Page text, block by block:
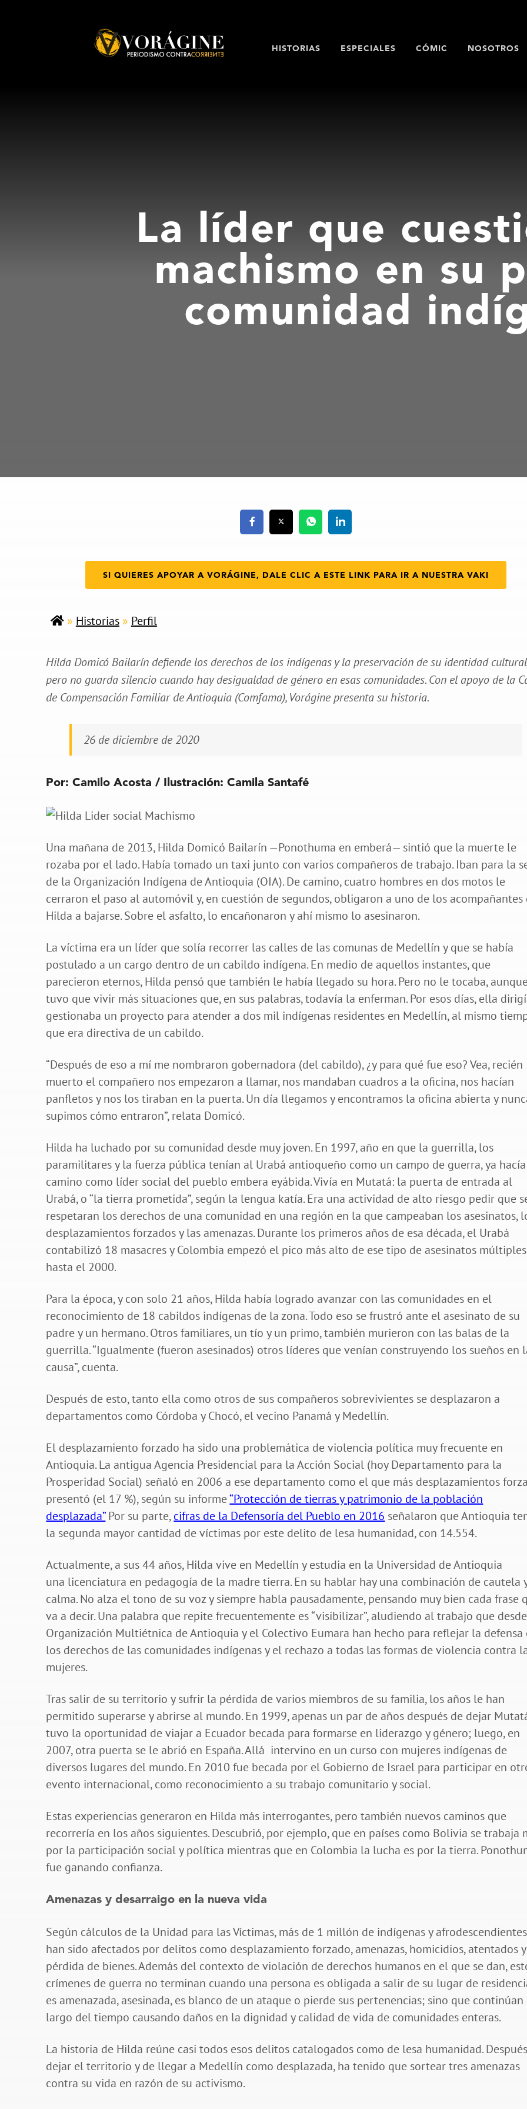
HISTORIAS ESPECIALES CÓMIC NOSOTROS
La líder que
machismo en su
comunidad
SI QUIERES APOYAR A VORÁGINE, DALE CLIC A ESTE LINK PARA IR A NUESTRA VAKI
» Historias» Perfil
Hilda Domicó Bailarín defiende los derechos de los indígenas y la preservación de su identidad
pero no guarda silencio cuando hay desigualdad de género en esas comunidades. Con el apoyo de la
de Compensación Familiar de Antioquia (Comfama), Vorágine presenta su historia.
26 de diciembre de 2020
Por: Camilo Acosta / Ilustración: Camila Santafé
Una mañana de 2013, Hilda Domicó Bailarín —Ponothuma en emberá— sintió que la muerte le
rozaba por el lado. Había tomado un taxi junto con varios compañeros de trabajo. Iban para la
de la Organización Indígena de Antioquia (OIA). De camino, cuatro hombres en dos motos le
cerraron el paso al automóvil y, en cuestión de segundos, obligaron a uno de los acompañantes
Hilda a bajarse. Sobre el asfalto, lo encañonaron y ahí mismo lo asesinaron.
La víctima era un líder que solía recorrer las calles de las comunas de Medellín y que se había
postulado a un cargo dentro de un cabildo indígena. En medio de aquellos instantes, que
parecieron eternos, Hilda pensó que también le había llegado su hora. Pero no le tocaba,
tuvo que vivir más situaciones que, en sus palabras, todavía la enferman. Por esos días, ella
gestionaba un proyecto para atender a dos mil indígenas residentes en Medellín, al mismo
que era directiva de un cabildo.
“Después de eso a mí me nombraron gobernadora (del cabildo), ¿y para qué fue eso? Vea, recién
muerto el compañero nos empezaron a llamar, nos mandaban cuadros a la oficina, nos hacían
panfletos y nos los tiraban en la puerta. Un día llegamos y encontramos la oficina abierta y
supimos cómo entraron”, relata Domicó.
Hilda ha luchado por su comunidad desde muy joven. En 1997, año en que la guerrilla, los
paramilitares y la fuerza pública tenían al Urabá antioqueño como un campo de guerra, ya hacía
camino como líder social del pueblo embera eyábida. Vivía en Mutatá: la puerta de entrada al
Urabá, o “la tierra prometida”, según la lengua katía. Era una actividad de alto riesgo pedir que
respetaran los derechos de una comunidad en una región en la que campeaban los asesinatos,
desplazamientos forzados y las amenazas. Durante los primeros años de esa década, el Urabá
contabilizó 18 masacres y Colombia empezó el pico más alto de ese tipo de asesinatos múltiples
hasta el 2000.
Para la época, y con solo 21 años, Hilda había logrado avanzar con las comunidades en el
reconocimiento de 18 cabildos indígenas de la zona. Todo eso se frustró ante el asesinato de su
padre y un hermano. Otros familiares, un tío y un primo, también murieron con las balas de la
guerrilla. “Igualmente (fueron asesinados) otros líderes que venían construyendo los sueños en
causa”, cuenta.
Después de esto, tanto ella como otros de sus compañeros sobrevivientes se desplazaron a
departamentos como Córdoba y Chocó, el vecino Panamá y Medellín.
El desplazamiento forzado ha sido una problemática de violencia política muy frecuente en
Antioquia. La antigua Agencia Presidencial para la Acción Social (hoy Departamento para la
Prosperidad Social) señaló en 2006 a ese departamento como el que más desplazamientos
presentó (el 17 %), según su informe“Protección de tierras y patrimonio de la población
desplazada”Por su parte,cifras de la Defensoría del Pueblo en 2016 señalaron que Antioquia
la segunda mayor cantidad de víctimas por este delito de lesa humanidad, con 14.554.
Actualmente, a sus 44 años, Hilda vive en Medellín y estudia en la Universidad de Antioquia
una licenciatura en pedagogía de la madre tierra. En su hablar hay una combinación de cautela
calma. No alza el tono de su voz y siempre habla pausadamente, pensando muy bien cada frase
va a decir. Una palabra que repite frecuentemente es “visibilizar”, aludiendo al trabajo que
Organización Multiétnica de Antioquia y el Colectivo Eumara han hecho para reflejar la defensa
los derechos de las comunidades indígenas y el rechazo a todas las formas de violencia contra
mujeres.
Tras salir de su territorio y sufrir la pérdida de varios miembros de su familia, los años le han
permitido superarse y abrirse al mundo. En 1999, apenas un par de años después de dejar
tuvo la oportunidad de viajar a Ecuador becada para formarse en liderazgo y género; luego, en
2007, otra puerta se le abrió en España. Allá intervino en un curso con mujeres indígenas de
diversos lugares del mundo. En 2010 fue becada por el Gobierno de Israel para participar en
evento internacional, como reconocimiento a su trabajo comunitario y social.
Estas experiencias generaron en Hilda más interrogantes, pero también nuevos caminos que
recorrería en los años siguientes. Descubrió, por ejemplo, que en países como Bolivia se trabaja
por la participación social y política mientras que en Colombia la lucha es por la tierra.
fue ganando confianza.
Amenazas y desarraigo en la nueva vida
Según cálculos de la Unidad para las Víctimas, más de 1 millón de indígenas y afrodescendientes
han sido afectados por delitos como desplazamiento forzado, amenazas, homicidios, atentados y
pérdida de bienes. Además del contexto de violación de derechos humanos en el que se dan,
crímenes de guerra no terminan cuando una persona es obligada a salir de su lugar de
es amenazada, asesinada, es blanco de un ataque o pierde sus pertenencias; sino que continúan
largo del tiempo causando daños en la dignidad y calidad de vida de comunidades enteras.
La historia de Hilda reúne casi todos esos delitos catalogados como de lesa humanidad.
dejar el territorio y de llegar a Medellín como desplazada, ha tenido que sortear tres amenazas
contra su vida en razón de su activismo.